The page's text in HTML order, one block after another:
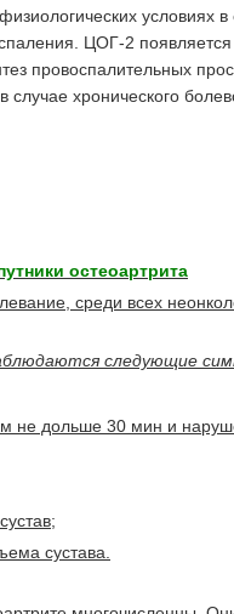
ЦОГ-2
провоспалительных
случае хронического
остеоартрита
среди всех
следующие
не дольше 30 мин и
сустава.